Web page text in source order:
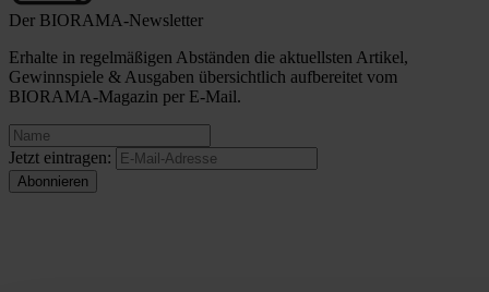
Der BIORAMA-Newsletter
Erhalte in regelmäßigen Abständen die aktuellsten Artikel,
Gewinnspiele & Ausgaben übersichtlich aufbereitet vom
BIORAMA-Magazin per E-Mail.
Jetzt eintragen: